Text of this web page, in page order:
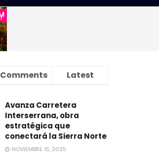
Comments Latest
Avanza Carretera
Interserrana, obra
estratégica que
conectará la Sierra Norte
NOVIEMBRE 15, 2025